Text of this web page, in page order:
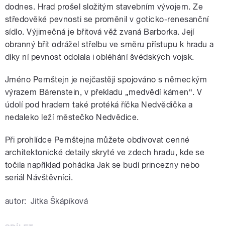
dodnes. Hrad prošel složitým stavebním vývojem. Ze
středověké pevnosti se proměnil v goticko-renesanční
sídlo. Výjimečná je břitová věž zvaná Barborka. Její
obranný břit odrážel střelbu ve směru přístupu k hradu a
díky ní pevnost odolala i obléhání švédských vojsk.
Jméno Pernštejn je nejčastěji spojováno s německým
výrazem Bärenstein, v překladu „medvědí kámen“. V
údolí pod hradem také protéká říčka Nedvědička a
nedaleko leží městečko Nedvědice.
Při prohlídce Pernštejna můžete obdivovat cenné
architektonické detaily skryté ve zdech hradu, kde se
točila například pohádka Jak se budí princezny nebo
seriál Návštěvníci.
autor: Jitka Škápíková